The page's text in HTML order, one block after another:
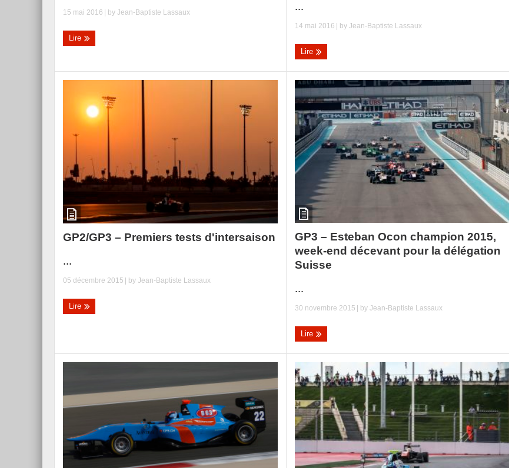
15 mai 2016 | by Jean-Baptiste Lassaux
Lire
...
14 mai 2016 | byJean-Baptiste Lassaux
Lire
GP2/GP3 – Premiers tests d'intersaison
...
05 décembre 2015 | by Jean-Baptiste Lassaux
Lire
GP3 – Esteban Ocon champion 2015,
week-end décevant pour la délégation
Suisse
...
30 novembre 2015 | byJean-Baptiste Lassaux
Lire